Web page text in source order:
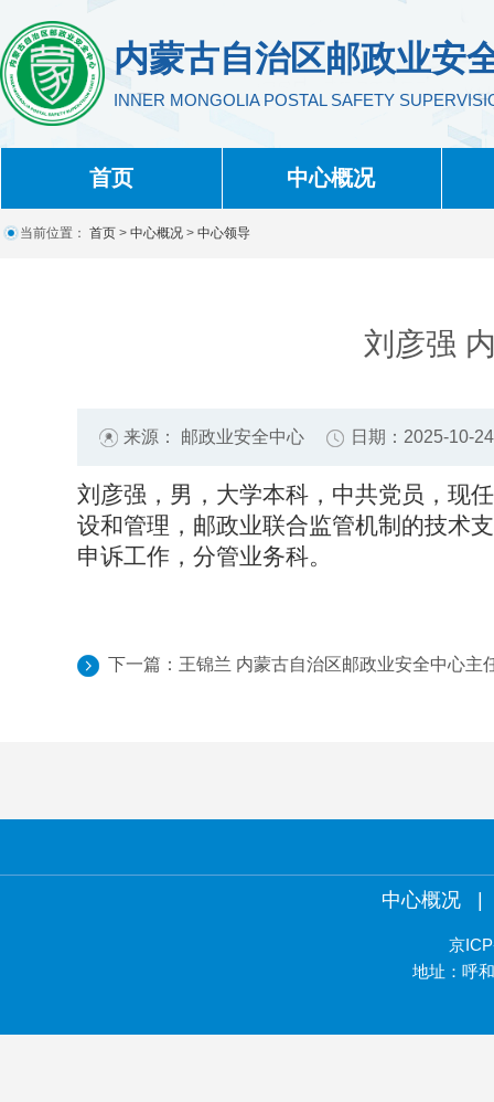
内蒙古自治区邮政业安
INNER MONGOLIA POSTAL SAFETY
首页 中心概况
当前位置： 首页 > 中心概况 > 中心领导
来源： 邮政业安全中心 日期：2025-10-
刘彦强，男，大学本科，中共党员，现
设和管理，邮政业联合监管机制的技术
申诉工作 ， 分管业务科。
下一篇： 王锦兰 内蒙古自治区邮政业安全中心主
中心概况
京
地址：呼